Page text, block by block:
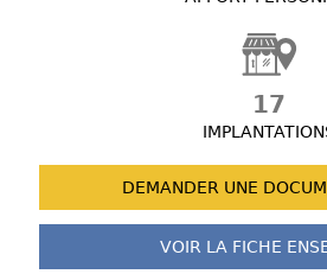
17
DEMANDER UNE
VOIR LA FICHE